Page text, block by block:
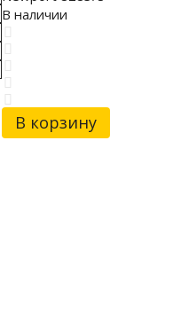
В наличии
В корзину